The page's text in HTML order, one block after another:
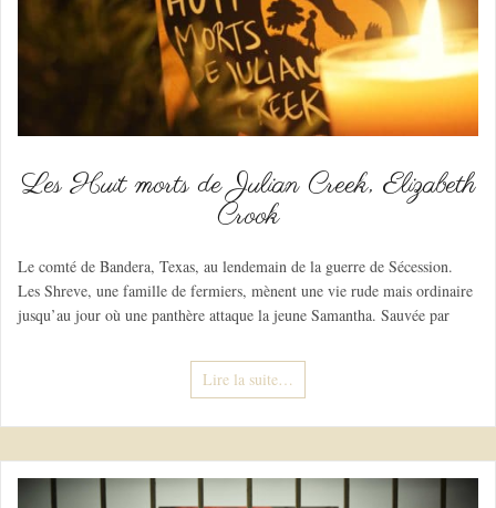
Les Huit morts de Julian Creek, Elizabeth
Crook
Le comté de Bandera, Texas, au lendemain de la guerre de Sécession.
Les Shreve, une famille de fermiers, mènent une vie rude mais ordinaire
jusqu’au jour où une panthère attaque la jeune Samantha. Sauvée par
Lire la suite…